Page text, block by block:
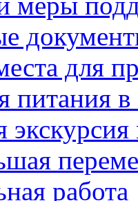
для
питания в
работа